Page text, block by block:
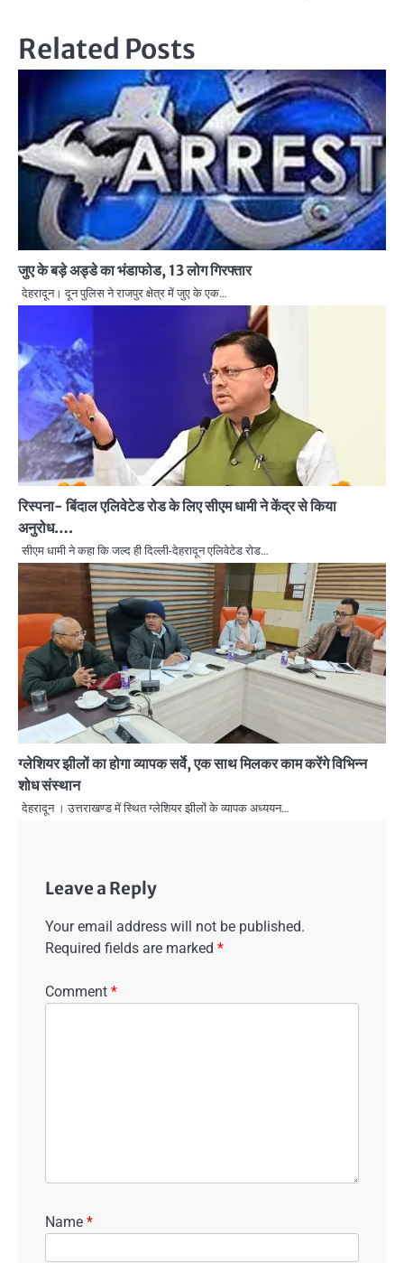
Related Posts
जुए के बड़े अड्डे का भंडाफोड, 13 लोग गिरफ्तार
देहरादून। दून पुलिस ने राजपुर क्षेत्र में जुए के एक…
रिस्पना- बिंदाल एलिवेटेड रोड के लिए सीएम धामी ने केंद्र से किया
अनुरोध….
सीएम धामी ने कहा कि जल्द ही दिल्ली-देहरादून एलिवेटेड रोड…
ग्लेशियर झीलों का होगा व्यापक सर्वे, एक साथ मिलकर काम करेंगे विभिन्न
शोध संस्थान
देहरादून । उत्तराखण्ड में स्थित ग्लेशियर झीलों के व्यापक अध्ययन…
Leave a Reply
Your email address will not be published.
Required fields are marked *
Comment *
Name *